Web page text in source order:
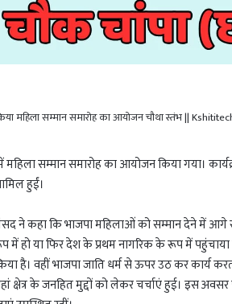
महिला सम्मान समारोह का आयोजन किया गया।
हुईं।
कहा कि भाजपा महिलाओं को सम्मान देने में आगे
हो या फिर देश के प्रथम नागरिक के रूप में
है। वहीं भाजपा जाति धर्म से ऊपर उठ कर कार्य
क्षेत्र के जनहित मुद्दों को लेकर चर्चाएं हुई। इस अवसर